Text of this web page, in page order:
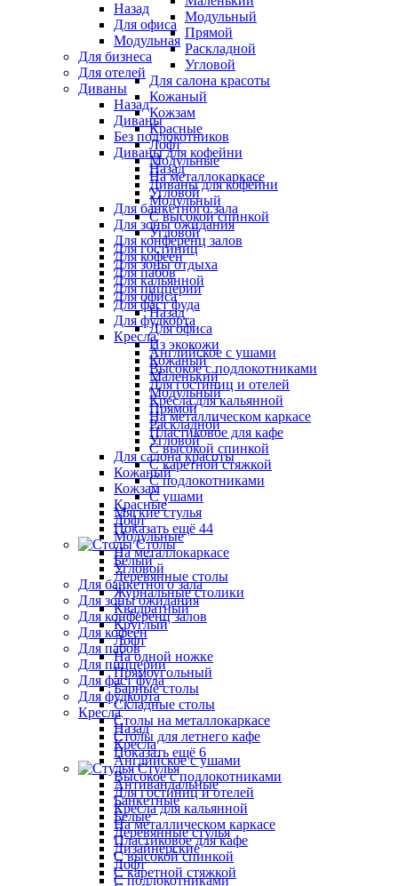
Модульный
Прямой
Раскладной
Угловой
Для салона красоты
Кожаный
Кожзам
Красные
Лофт
Модульные
На металлокаркасе
Угловой
Для банкетного зала
Для зоны ожидания
Для конференц залов
Для кофеен
Для пабов
Для пиццерии
Для фаст фуда
Для фудкорта
Кресла
Английское с ушами
Высокое с подлокотниками
Для гостиниц и отелей
Кресла для кальянной
На металлическом каркасе
Пластиковое для кафе
С высокой спинкой
С каретной стяжкой
С подлокотниками
С ушами
Мягкие стулья
Показать ещё 44
Столы
Белый
Деревянные столы
Журнальные столики
Квадратный
Круглый
Лофт
На одной ножке
Прямоугольный
Барные столы
Складные столы
Столы на металлокаркасе
Столы для летнего кафе
Показать ещё 6
Стулья
Антивандальные
Банкетные
Белые
Деревянные стулья
Дизайнерские
Лофт
С подлокотниками
Назад
Для офиса
Модульная
Для бизнеса
Для отелей
Диваны
Назад
Диваны
Без подлокотников
Диваны для кофейни
Назад
Диваны для кофейни
Модульный
С высокой спинкой
Угловой
Для гостиниц
Для зоны отдыха
Для кальянной
Для офиса
Назад
Для офиса
Из экокожи
Кожаный
Маленький
Модульный
Прямой
Раскладной
Угловой
Для салона красоты
Кожаный
Кожзам
Красные
Лофт
Модульные
На металлокаркасе
Угловой
Для банкетного зала
Для зоны ожидания
Для конференц залов
Для кофеен
Для пабов
Для пиццерии
Для фаст фуда
Для фудкорта
Кресла
Назад
Кресла
Английское с ушами
Высокое с подлокотниками
Для гостиниц и отелей
Кресла для кальянной
На металлическом каркасе
Пластиковое для кафе
С высокой спинкой
С каретной стяжкой